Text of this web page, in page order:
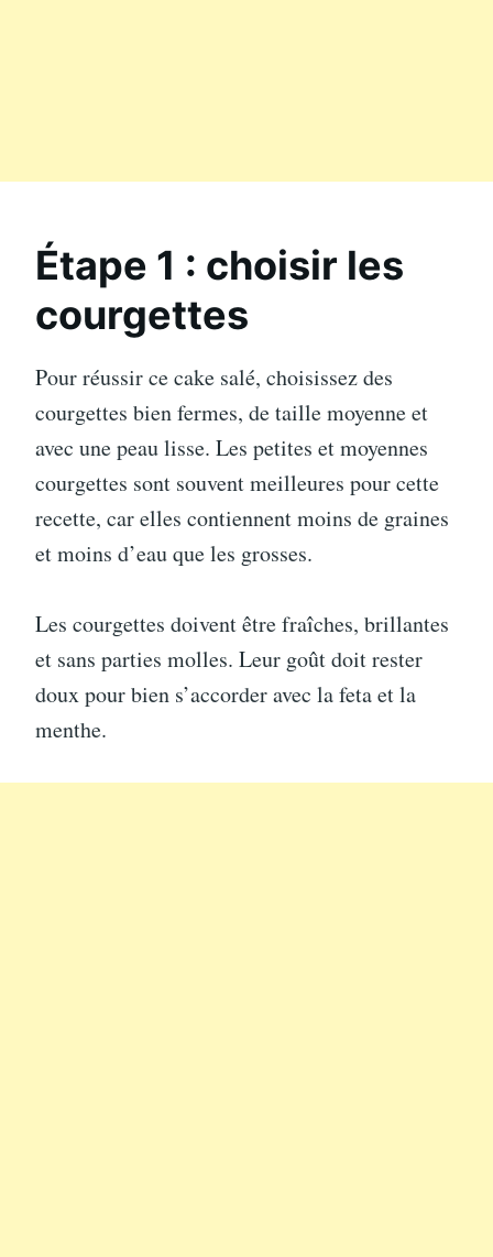
Étape 1 : choisir les
courgettes
Pour réussir ce cake salé, choisissez des
courgettes bien fermes, de taille moyenne et
avec une peau lisse. Les petites et moyennes
courgettes sont souvent meilleures pour cette
recette, car elles contiennent moins de graines
et moins d’eau que les grosses.
Les courgettes doivent être fraîches, brillantes
et sans parties molles. Leur goût doit rester
doux pour bien s’accorder avec la feta et la
menthe.